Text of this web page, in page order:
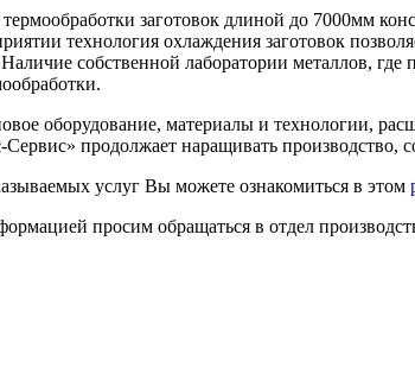
заготовок длиной до 7000мм
технология охлаждения заготовок
собственной лаборатории металлов,
оборудование, материалы и технологии,
продолжает наращивать производство,
услуг Вы можете ознакомиться в этом
просим обращаться в отдел